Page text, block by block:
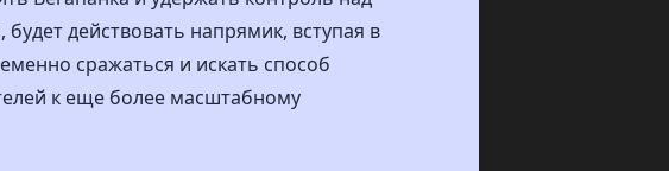
действовать напрямик, вступая в
сражаться и искать способ
к еще более масштабному